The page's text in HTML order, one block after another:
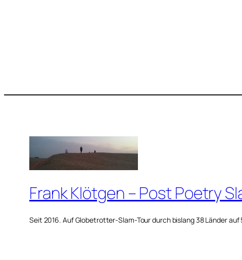
Frank Klötgen – Post Poetry
Seit 2016. Auf Globetrotter-Slam-Tour durch bislang 38 Länder auf